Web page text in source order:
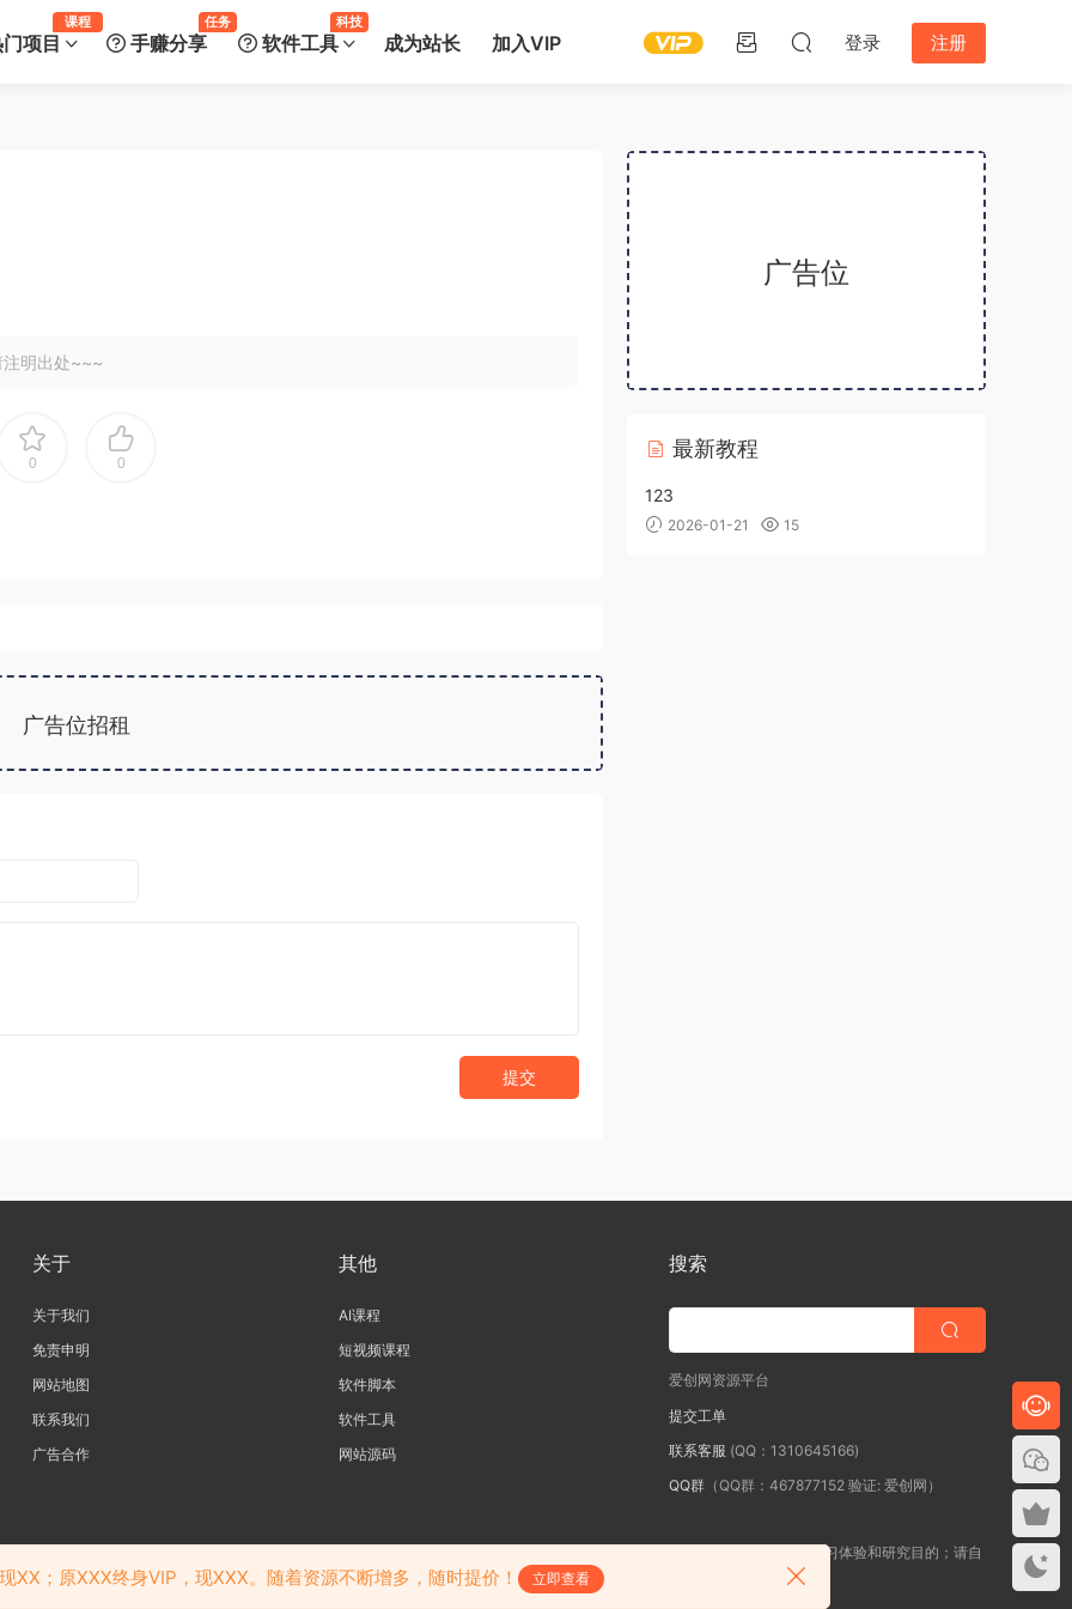
项目
课程
手赚分享
任务
软件工具
科技
成为站长 加入VIP 登录 注册
明出处~~~
0 0
广告位招租
提交
广告位
最新教程
123
2026-01-21 15
关于
关于我们
免责申明
网站地图
联系我们
广告合作
其他
AI课程
短视频课程
软件脚本
软件工具
网站源码
搜索
爱创网资源平台
提交工单
联系客服 (QQ：1310645166)
QQ群（QQ群：467877152 验证: 爱创网）
为侵犯了您的合法权益,请联系我们删除，并向所有持版权者致最深歉意！本站所发布的一切学习教程、软件等资料仅限用于学习体验和研究目的；请自
觉下载后24小时内删除，如果您喜欢该资料，请支持正版！
XX；原XXX终身VIP，现XXX。随着资源不断增多，随时提价！ 立即查看